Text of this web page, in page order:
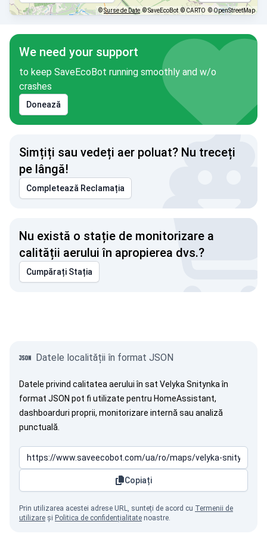
©Surse de Date © SaveEcoBot © CARTO © OpenStreetMap
We need your support
to keep SaveEcoBot running smoothly and w/o
crashes
Donează
Simțiți sau vedeți aer poluat? Nu treceți
pe lângă!
Completează Reclamația
Nu există o stație de monitorizare a
calității aerului în apropierea dvs.?
Cumpărați Stația
Datele localității în format JSON
Datele privind calitatea aerului în sat Velyka Snitynka în
format JSON pot fi utilizate pentru HomeAssistant,
dashboarduri proprii, monitorizare internă sau analiză
punctuală.
Copiați
Prin utilizarea acestei adrese URL, sunteți de acord cu Termenii de
utilizare și Politica de confidențialitate noastre.